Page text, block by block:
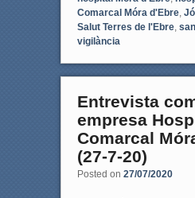
Comarcal Móra d'Ebre,
Salut Terres de l'Ebre,
vigilància
Entrevista
empresa
Comarcal
(27-7-20)
Posted on 27/07/2020